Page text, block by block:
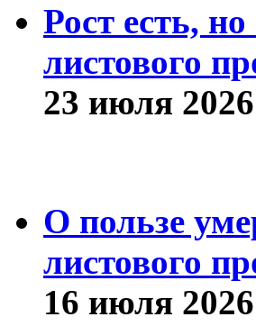
Рост есть,
листового
23 июля 2026
О пользе
листового
16 июля 2026